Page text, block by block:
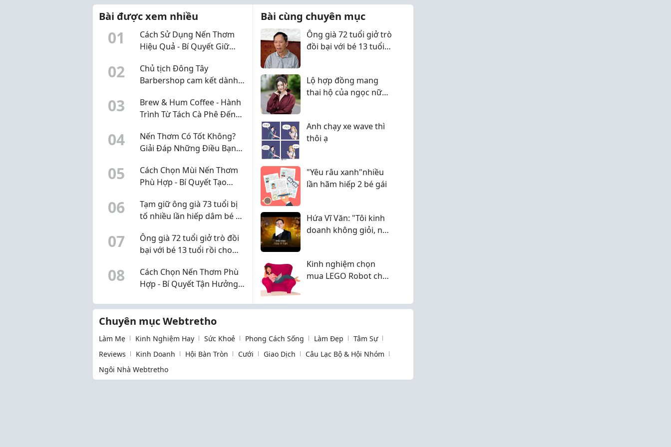
Việc tìm hiểu...
Bài được xem nhiều
01
Cách Sử Dụng Nến Thơm
Hiệu Quả - Bí Quyết Giữ
Trọn Vẹn
02
Chủ tịch Đông Tây
Barbershop cam kết dành
ủng hộ 3 tỷ đồng cho Hội
Chữ thập đỏ TP.HCM
03
Brew & Hum Coffee - Hành
Trình Từ Tách Cà Phê Đến
04
Nến Thơm Có Tốt Không?
Giải Đáp Những Điều Bạn
05
Cách Chọn Mùi Nến Thơm
Phù Hợp - Bí Quyết Tạo
Dịu Candle
06
Tạm giữ ông già 73 tuổi bị
tố nhiều lần hiếp dâm bé 13
07
Ông già 72 tuổi giở trò đồi
bại với bé 13 tuổi rồi cho
08
Cách Chọn Nến Thơm Phù
Hợp - Bí Quyết Tận Hưởng
Dịu Candle
Bài cùng chuyên mục
Ông già 72 tuổi giở trò
đồi bại với bé 13 tuổi
Lộ hợp đồng mang
thai hộ của ngọc nữ
bằng máy bay riêng,
nhưng lật kèo ôm
Anh chạy xe wave thì
thôi ạ
"Yêu râu xanh"nhiều
lần hãm hiếp 2 bé gái
Hứa Vĩ Văn: "Tôi kinh
doanh không giỏi, nên
Kinh nghiệm chọn
mua LEGO Robot cho
Chuyên mục Webtretho
Làm Mẹ Kinh Nghiệm Hay Sức Khoẻ Phong Cách Sống Làm Đẹp
Tâm Sự
Reviews
Kinh Doanh Hội Bàn Tròn Cưới Giao Dịch
Câu Lạc Bộ & Hội Nhóm
Ngôi Nhà Webtretho